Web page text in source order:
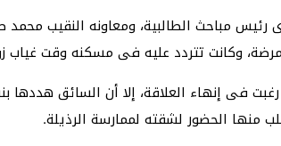
رئيس مباحث الطالبية، ومعاونه النقيب
وكانت تتردد عليه فى مسكنه وقت غياب
فى إنهاء العلاقة، إلا أن السائق
منها الحضور لشقته لممارسة الرذيلة.